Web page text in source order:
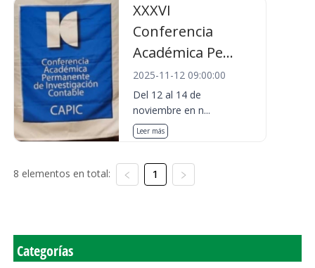
XXXVI
Conferencia
Académica Pe...
2025-11-12 09:00:00
Del 12 al 14 de
noviembre en n...
Leer más
8 elementos en total: 1
Categorías